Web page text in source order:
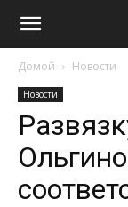
Домой Новости
Новости